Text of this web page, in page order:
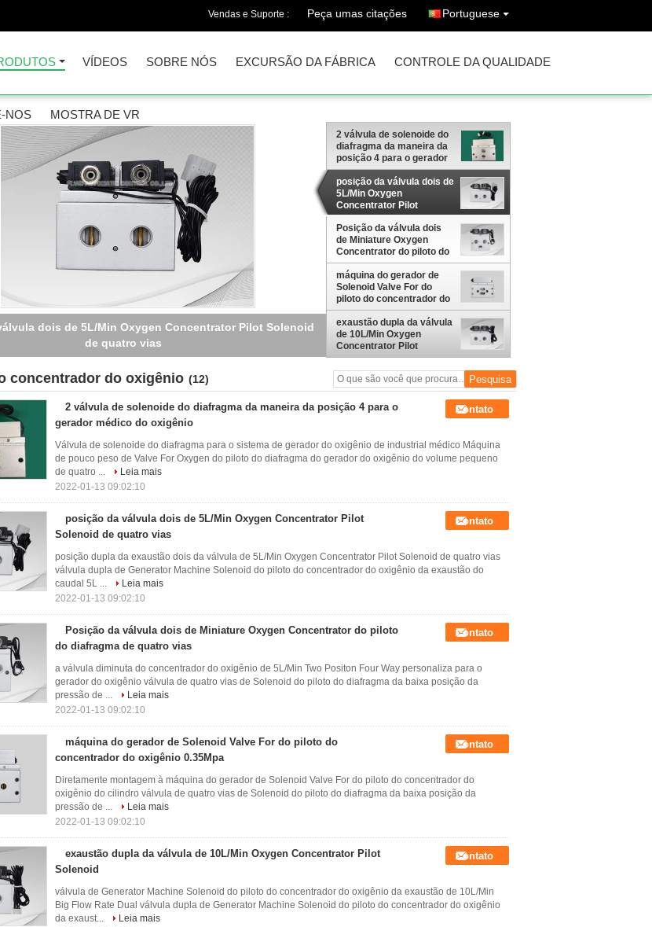
Vendas e Suporte : Peça umas citações Portuguese
VÍDEOS SOBRE NÓS EXCURSÃO DA FÁBRICA CONTROLE DA QUALIDADE
NOS MOSTRA DE VR
dois de 5L/Min Oxygen Concentrator Pilot Solenoid
de quatro vias
2 válvula de solenoide do
diafragma da maneira da
posição 4 para o gerador
médico do oxigênio
posição da válvula dois de
5L/Min Oxygen
Concentrator Pilot
Solenoid de quatro vias
Posição da válvula dois
de Miniature Oxygen
Concentrator do piloto do
diafragma de quatro vias
máquina do gerador de
Solenoid Valve For do
piloto do concentrador do
oxigênio 0.35Mpa
exaustão dupla da válvula
de 10L/Min Oxygen
Concentrator Pilot
Solenoid
concentrador do oxigênio (12)
2 válvula de solenoide do diafragma da maneira da posição 4 para o
gerador médico do oxigênio
Contato
Válvula de solenoide do diafragma para o sistema de gerador do oxigênio de industrial médico Máquina
de pouco peso de Valve For Oxygen do piloto do diafragma do gerador do oxigênio do volume pequeno
de quatro ...
Leia mais
2022-01-13 09:02:10
posição da válvula dois de 5L/Min Oxygen Concentrator Pilot
Solenoid de quatro vias
Contato
posição dupla da exaustão dois da válvula de 5L/Min Oxygen Concentrator Pilot Solenoid de quatro vias
válvula dupla de Generator Machine Solenoid do piloto do concentrador do oxigênio da exaustão do
caudal 5L ...
Leia mais
2022-01-13 09:02:10
Posição da válvula dois de Miniature Oxygen Concentrator do piloto
do diafragma de quatro vias
Contato
a válvula diminuta do concentrador do oxigênio de 5L/Min Two Positon Four Way personaliza para o
gerador do oxigênio válvula de quatro vias de Solenoid do piloto do diafragma da baixa posição da
pressão de ...
Leia mais
2022-01-13 09:02:10
máquina do gerador de Solenoid Valve For do piloto do
concentrador do oxigênio 0.35Mpa
Contato
Diretamente montagem à máquina do gerador de Solenoid Valve For do piloto do concentrador do
oxigênio do cilindro válvula de quatro vias de Solenoid do piloto do diafragma da baixa posição da
pressão de ...
Leia mais
2022-01-13 09:02:10
exaustão dupla da válvula de 10L/Min Oxygen Concentrator Pilot
Solenoid
Contato
válvula de Generator Machine Solenoid do piloto do concentrador do oxigênio da exaustão de 10L/Min
Big Flow Rate Dual válvula dupla de Generator Machine Solenoid do piloto do concentrador do oxigênio
da exaust...
Leia mais